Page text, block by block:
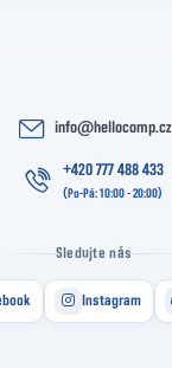
info@hellocomp.cz
+420 777 488 433
Sledujte nás
Instagram